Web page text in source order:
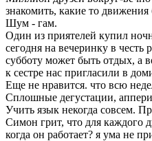
знакомить, какие то
Шум - гам.
Один из приятелей купил
сегодня на вечеринку в
субботу может быть отдых, а
к сестре нас пригласили в
Еще не нравится. что всю
Сплошные дегустации,
Учить язык некогда совсем.
Симон грит, что для каждого
когда он работает? я ума не